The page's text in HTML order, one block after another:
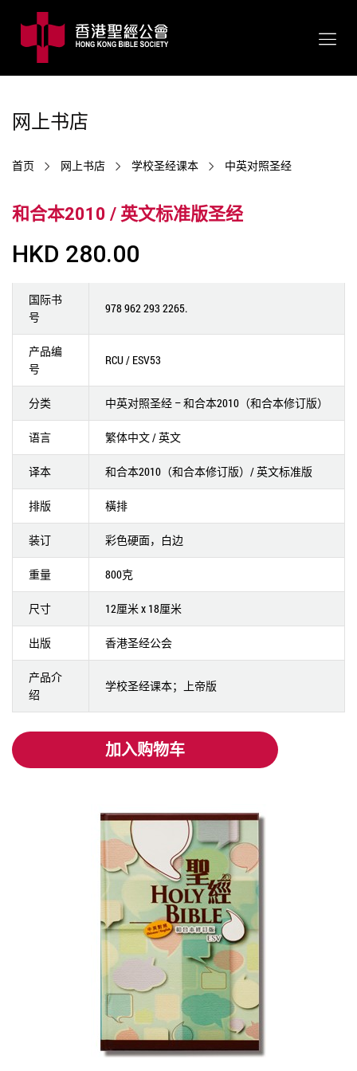
网上书店
首页 网上书店 学校圣经课本 中英对照圣经
和合本2010 / 英文标准版圣经
HKD 280.00
国际书
号
978 962 293 2265.
产品编
号
RCU / ESV53
分类 中英对照圣经 – 和合本2010（和合本修订版）
语言 繁体中文 / 英文
译本 和合本2010（和合本修订版）/ 英文标准版
排版 橫排
装订 彩色硬面，白边
重量 800克
尺寸 12厘米 x 18厘米
出版 香港圣经公会
产品介
绍
学校圣经课本；上帝版
加入购物车
加入购物车